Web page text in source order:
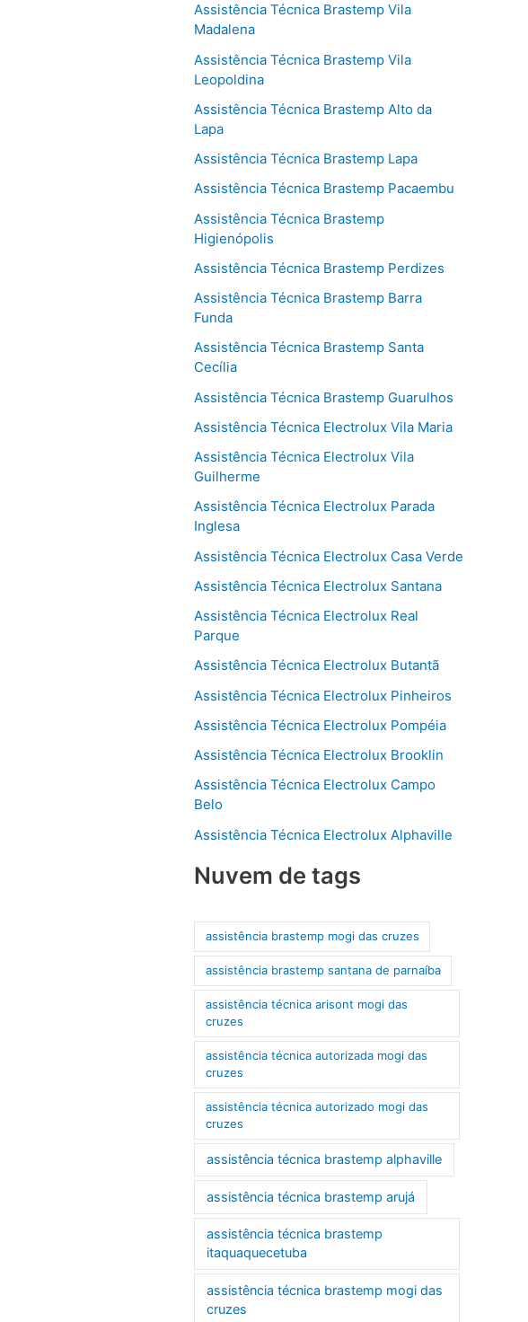
Assistência Técnica Brastemp Vila
Madalena
Assistência Técnica Brastemp Vila
Leopoldina
Assistência Técnica Brastemp Alto da
Lapa
Assistência Técnica Brastemp Lapa
Assistência Técnica Brastemp Pacaembu
Assistência Técnica Brastemp
Higienópolis
Assistência Técnica Brastemp Perdizes
Assistência Técnica Brastemp Barra
Funda
Assistência Técnica Brastemp Santa
Cecília
Assistência Técnica Brastemp Guarulhos
Assistência Técnica Electrolux Vila Maria
Assistência Técnica Electrolux Vila
Guilherme
Assistência Técnica Electrolux Parada
Inglesa
Assistência Técnica Electrolux Casa Verde
Assistência Técnica Electrolux Santana
Assistência Técnica Electrolux Real
Parque
Assistência Técnica Electrolux Butantã
Assistência Técnica Electrolux Pinheiros
Assistência Técnica Electrolux Pompéia
Assistência Técnica Electrolux Brooklin
Assistência Técnica Electrolux Campo
Belo
Assistência Técnica Electrolux Alphaville
Nuvem de tags
assistência brastemp mogi das cruzes
assistência brastemp santana de parnaíba
assistência técnica arisont mogi das
cruzes
assistência técnica autorizada mogi das
cruzes
assistência técnica autorizado mogi das
cruzes
assistência técnica brastemp alphaville
assistência técnica brastemp arujá
assistência técnica brastemp
itaquaquecetuba
assistência técnica brastemp mogi das
cruzes